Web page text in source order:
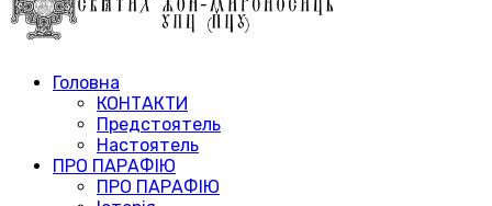
Головна
КОНТАКТИ
Предстоятель
Настоятель
ПРО ПАРАФІЮ
ПРО ПАРАФІЮ